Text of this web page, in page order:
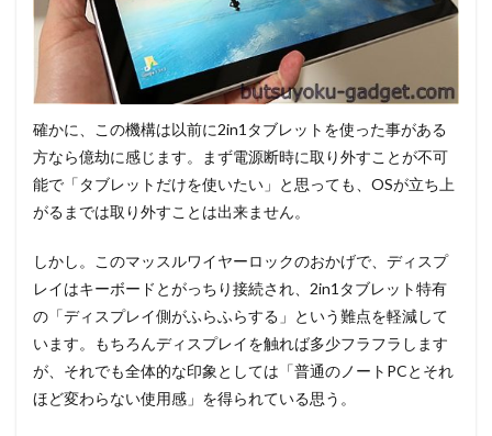
確かに、この機構は以前に2in1タブレットを使った事がある
方なら億劫に感じます。まず電源断時に取り外すことが不可
能で「タブレットだけを使いたい」と思っても、OSが立ち上
がるまでは取り外すことは出来ません。
しかし。このマッスルワイヤーロックのおかげで、ディスプ
レイはキーボードとがっちり接続され、2in1タブレット特有
の「ディスプレイ側がふらふらする」という難点を軽減して
います。もちろんディスプレイを触れば多少フラフラします
が、それでも全体的な印象としては「普通のノートPCとそれ
ほど変わらない使用感」を得られている思う。